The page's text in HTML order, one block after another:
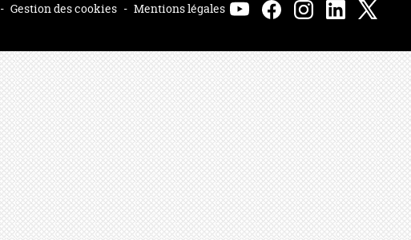
- Gestion des cookies - Mentions légales